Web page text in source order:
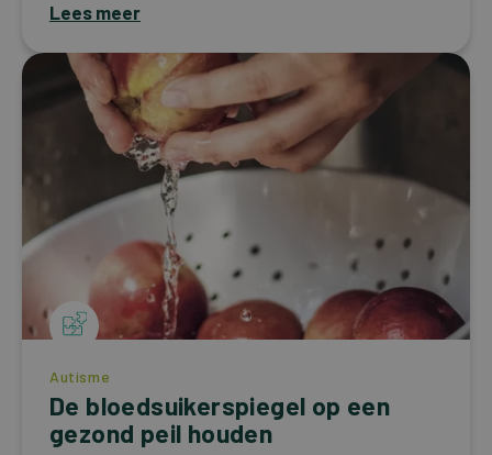
Lees meer
Autisme
De bloedsuikerspiegel op een
gezond peil houden